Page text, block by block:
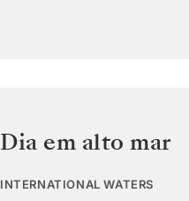
Dia em alto mar
INTERNATIONAL WATERS